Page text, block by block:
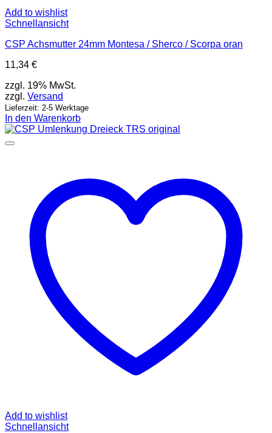
Add to wishlist
Schnellansicht
CSP Achsmutter 24mm Montesa / Sherco / Scorpa oran
11,34 €
zzgl. 19% MwSt.
zzgl. Versand
Lieferzeit: 2-5 Werktage
In den Warenkorb
Add to wishlist
Schnellansicht